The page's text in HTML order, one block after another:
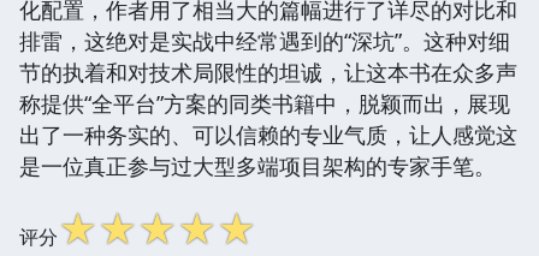
化配置，作者用了相当大的篇幅进行了详尽的对比和
排雷，这绝对是实战中经常遇到的“深坑”。这种对细
节的执着和对技术局限性的坦诚，让这本书在众多声
称提供“全平台”方案的同类书籍中，脱颖而出，展现
出了一种务实的、可以信赖的专业气质，让人感觉这
是一位真正参与过大型多端项目架构的专家手笔。
评分☆☆☆☆☆